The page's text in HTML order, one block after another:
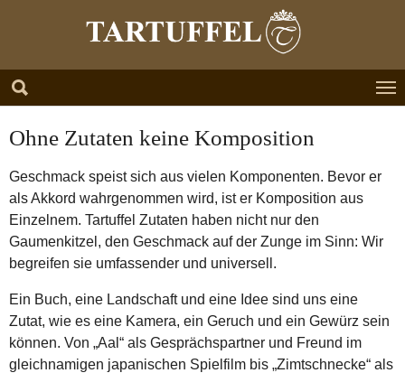
Ohne Zutaten keine Komposition
Geschmack speist sich aus vielen Komponenten. Bevor er
als Akkord wahrgenommen wird, ist er Komposition aus
Einzelnem. Tartuffel Zutaten haben nicht nur den
Gaumenkitzel, den Geschmack auf der Zunge im Sinn: Wir
begreifen sie umfassender und universell.
Ein Buch, eine Landschaft und eine Idee sind uns eine
Zutat, wie es eine Kamera, ein Geruch und ein Gewürz sein
können. Von „Aal“ als Gesprächspartner und Freund im
gleichnamigen japanischen Spielfilm bis „Zimtschnecke“ als